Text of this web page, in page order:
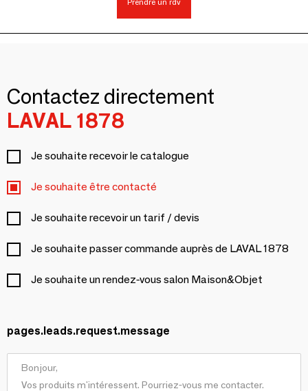
Contactez directement
LAVAL 1878
Je souhaite recevoir le catalogue
Je souhaite être contacté
Je souhaite recevoir un tarif / devis
Je souhaite passer commande auprès de LAVAL 1878
Je souhaite un rendez-vous salon Maison&Objet
pages.leads.request.message